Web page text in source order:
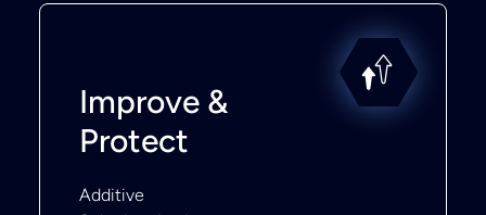
Improve &
Protect
Additive